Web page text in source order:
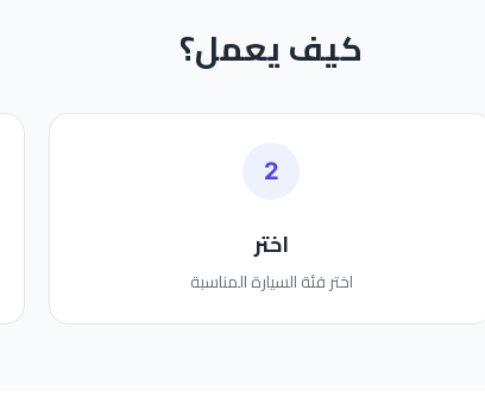
كيف يعمل؟
2
اختر
اختر فئة السيارة المناسبة